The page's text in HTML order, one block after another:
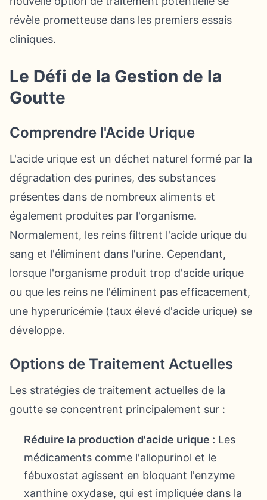
révèle prometteuse dans les premiers essais
cliniques.
Le Défi de la Gestion de la
Goutte
Comprendre l'Acide Urique
L'acide urique est un déchet naturel formé par la
dégradation des purines, des substances
présentes dans de nombreux aliments et
également produites par l'organisme.
Normalement, les reins filtrent l'acide urique du
sang et l'éliminent dans l'urine. Cependant,
lorsque l'organisme produit trop d'acide urique
ou que les reins ne l'éliminent pas efficacement,
une hyperuricémie (taux élevé d'acide urique) se
développe.
Options de Traitement Actuelles
Les stratégies de traitement actuelles de la
goutte se concentrent principalement sur :
Réduire la production d'acide urique : Les
médicaments comme l'allopurinol et le
fébuxostat agissent en bloquant l'enzyme
xanthine oxydase, qui est impliquée dans la